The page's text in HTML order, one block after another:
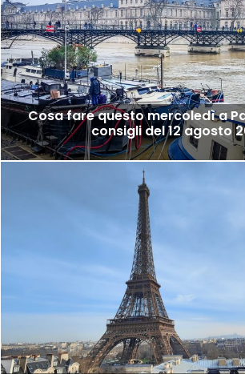
Cosa fare questo mercoledì a
consigli del 12 agosto